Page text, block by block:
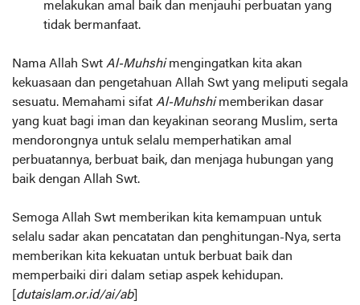
melakukan amal baik dan menjauhi perbuatan yang
tidak bermanfaat.
Nama Allah Swt Al-Muhshimengingatkan kita akan
kekuasaan dan pengetahuan Allah Swt yang meliputi segala
sesuatu. Memahami sifat Al-Muhshimemberikan dasar
yang kuat bagi iman dan keyakinan seorang Muslim, serta
mendorongnya untuk selalu memperhatikan amal
perbuatannya, berbuat baik, dan menjaga hubungan yang
baik dengan Allah Swt.
Semoga Allah Swt memberikan kita kemampuan untuk
selalu sadar akan pencatatan dan penghitungan-Nya, serta
memberikan kita kekuatan untuk berbuat baik dan
memperbaiki diri dalam setiap aspek kehidupan.
dutaislam.or.id/ai/ab]